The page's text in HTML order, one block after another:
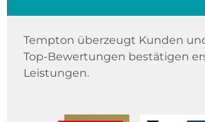
Tempton überzeugt Kunden
Top-Bewertungen bestätigen
Leistungen.